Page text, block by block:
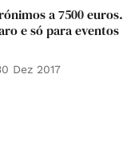
a 7500 euros.
e só para eventos
Dez 2017